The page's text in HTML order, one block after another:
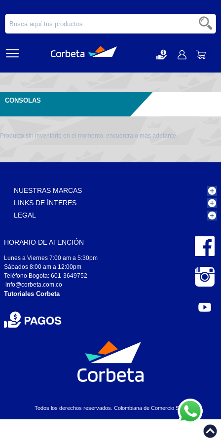
CONSOLAS
Producto sin inventario en el momento, encuéntralo más adelante.
NUESTRAS MARCAS
LINKS DE ÍNTERES
LEGAL
HORARIO DE ATENCIÓN
Lunes a Viernes 7:00 am a 5:30pm
Sábados 8:00 am a 12:00pm
Teléfono Bogota: 601-3649752
info@corbeta.com.co
Tutoriales Corbeta
Todos los derechos reservados. Colombiana de Comercio S.A..